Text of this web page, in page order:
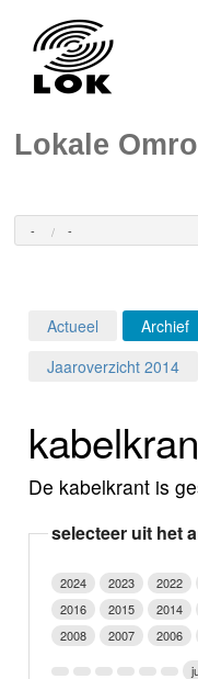
Lokale
- -
Programma's
Video
Webcam
Actueel Archief
Jaaroverzicht 2014
De kabelkrant is
selecteer uit het
2024 2023 2022
2016
2015 2014
2008
2007 2006